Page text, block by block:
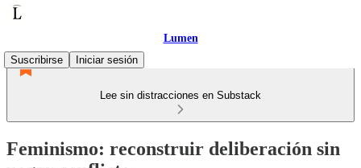
Lumen
Suscribirse
Iniciar sesión
Lee sin distracciones en Substack
Feminismo: reconstruir deliberación sin